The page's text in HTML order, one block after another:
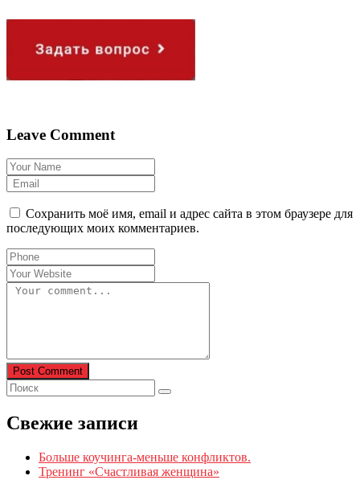
Leave Comment
Сохранить моё имя, email и адрес сайта в этом браузере для
последующих моих комментариев.
Post Comment
Свежие записи
Больше коучинга-меньше конфликтов.
Тренинг «Счастливая женщина»